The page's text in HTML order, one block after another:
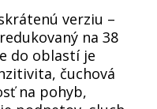
verziu –
na 38
do oblastí je
čuchová
na pohyb,